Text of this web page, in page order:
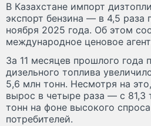
В Казахстане импорт
экспорт бензина — в 4,5 раза
ноября 2025 года. Об этом
международное ценовое
За 11 месяцев прошлого года
дизельного топлива
5,6 млн тонн. Несмотря на
вырос в четыре раза — с 81,3
тонн на фоне высокого
потребителей.